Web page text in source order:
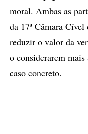
moral. Ambas as
da 17ª Câmara
reduzir o valor da
o considerarem mais
caso concreto.